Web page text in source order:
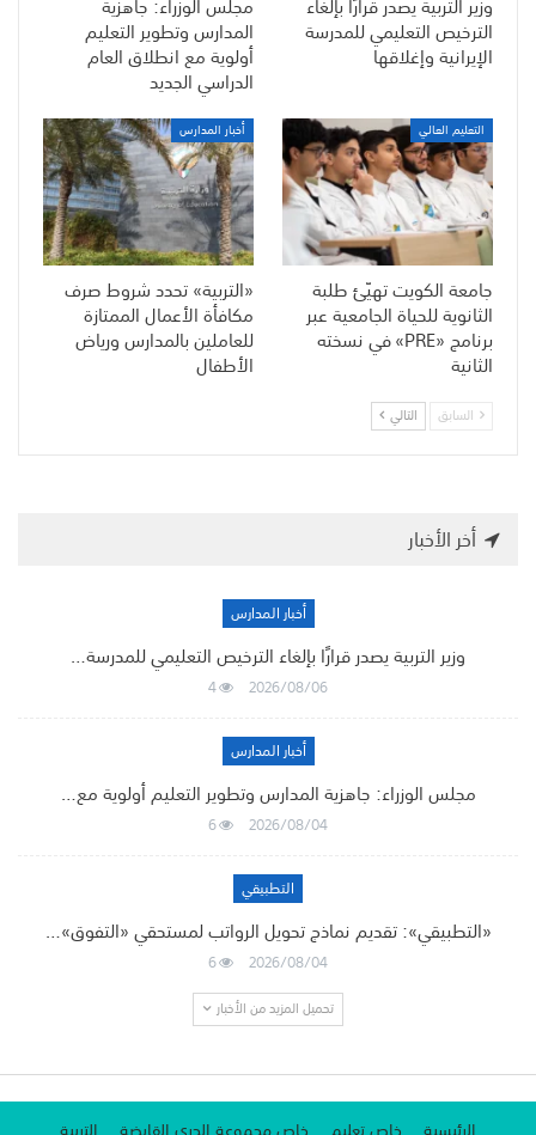
الترخيص التعليمي للمدرسة
الإيرانية وإغلاقها
المدارس وتطوير التعليم
أولوية مع انطلاق العام
الدراسي الجديد
التعليم العالي
جامعة الكويت تهيّئ طلبة
الثانوية للحياة الجامعية عبر
برنامج «PRE» في نسخته
الثانية
أخبار المدارس
«التربية» تحدد شروط صرف
مكافأة الأعمال الممتازة
للعاملين بالمدارس ورياض
الأطفال
السابق التالي
أخر الأخبار
أخبار المدارس
وزير التربية يصدر قرارًا بإلغاء الترخيص التعليمي للمدرسة…
2026/08/06
4
أخبار المدارس
مجلس الوزراء: جاهزية المدارس وتطوير التعليم أولوية مع…
2026/08/04
6
التطبيقي
«التطبيقي»: تقديم نماذج تحويل الرواتب لمستحقي «التفوق»…
2026/08/04
6
تحميل المزيد من الأخبار